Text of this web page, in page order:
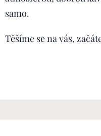
samo.
Těšíme se na vás,